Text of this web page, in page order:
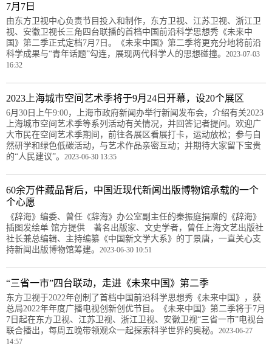
7月7日
由东方卫视中心负责节目投入和制作，东方卫视、江苏卫视、浙江卫
视、安徽卫视长三角四台联播的首档中国前沿科学思想秀《未来中
国》第二季正式定档7月7日。《未来中国》第二季将更充分地将前沿
科学成果与“青年话题”勾连，展现两代科学人的思想碰撞。 2023-07-03
16:32
2023上海城市空间艺术季将于9月24日开幕，设20个展区
6月30日上午9:00，上海市政府新闻办举行新闻发布会，介绍有关2023
上海城市空间艺术季等系列活动有关情况，并回答记者提问。欢迎广
大市民在空间艺术季期间，前往各展区看展打卡，运动放松；参与自
然研学和绿色低碳活动，与艺术作品亲密互动；并期待大家留下宝贵
的“人民建议”。 2023-06-30 13:35
60余万件藏品背后，中国近现代新闻出版博物馆承载的一个
个心愿
《辞海》编委、曾任《辞海》办公室副主任的秦振庭捐赠的《辞海》
插图发绘单 馆方提供 著名出版家、文史学者，曾任上海文艺出版社
社长兼总编辑、主持编纂《中国新文学大系》的丁景唐，一直关心支
持新闻出版博物馆筹建。 2023-06-30 10:51
“三省一市”四台联动，走进《未来中国》第二季
东方卫视于2022年创制了首档中国前沿科学思想秀《未来中国》，获
总局2022年年度广播电视创新创优节目。《未来中国》第二季将于7月
7日起在东方卫视、江苏卫视、浙江卫视、安徽卫视“三省一市”电视台
联合播出，每周五晚带领观众一起探索科学世界的奥秘。 2023-06-27
14:57